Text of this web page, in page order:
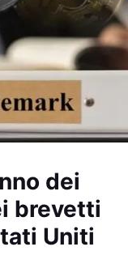
dei
brevetti
Uniti